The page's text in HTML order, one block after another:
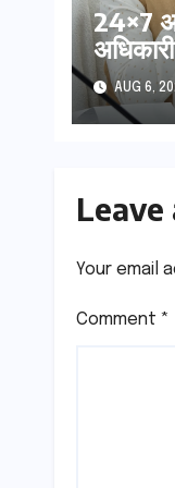
24×7
सचिव ने
कहा-
AUG 6,
Leave
Your email
Comment *